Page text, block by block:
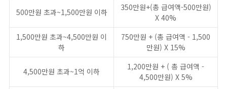
500만원 초과~1,500만원 이하
350만원+(총 급여액-500만원)
X 40%
1,500만원 초과~4,500만원 이
하
750만원 + (총 급여액 - 1,500
만원) X 15%
4,500만원 초과~1억 이하
1,200만원 + ( 총 급여액 -
4,500만원) X 5%